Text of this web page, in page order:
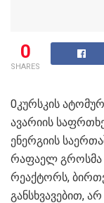
0
SHARES
0კურსკის
ავარიის
ენერგიის
რაფაელ გროსმა
რეაქტორს,
განსხვავებით,